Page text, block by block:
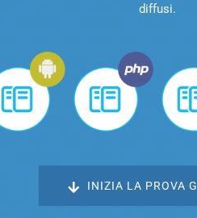
diffusi.
INIZIA LA PROVA